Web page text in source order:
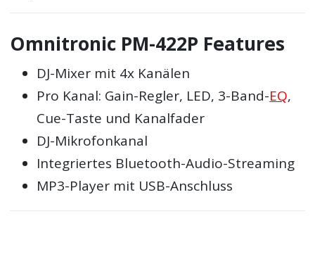
Omnitronic PM-422P Features
DJ-Mixer mit 4x Kanälen
Pro Kanal: Gain-Regler, LED, 3-Band-EQ,
Cue-Taste und Kanalfader
DJ-Mikrofonkanal
Integriertes Bluetooth-Audio-Streaming
MP3-Player mit USB-Anschluss